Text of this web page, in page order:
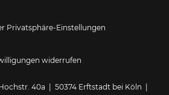
Privatsphäre-Einstellungen
widerrufen
40a | 50374 Erftstadt bei Köln |